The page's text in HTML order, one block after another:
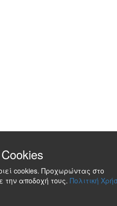
cookies. Προχωρώντας στο
την αποδοχή τους. Πολιτική